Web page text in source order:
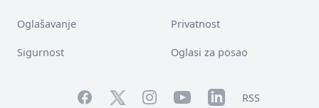
Oglašavanje Privatnost
Sigurnost Oglasi za posao
FacebookTwitterInstagramYouTubeLinkedInRSS